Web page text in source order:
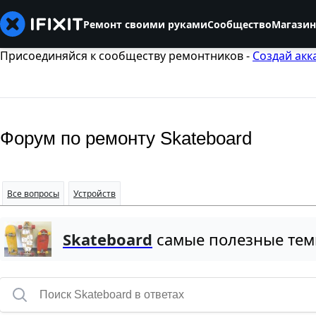
Ремонт своими рукамиСообществоМагазин
Присоединяйся к сообществу ремонтников - Создай
Форум по ремонту Skateboard
Все вопросы Устройств
Skateboard самые полезные